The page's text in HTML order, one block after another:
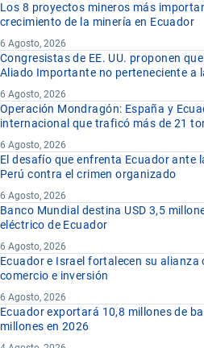
Los 8 proyectos mineros más
crecimiento de la minería en Ecuador
6 Agosto, 2026
Congresistas de EE. UU. proponen
Aliado Importante no perteneciente a
6 Agosto, 2026
Operación Mondragón: España y
internacional que traficó más de 21
6 Agosto, 2026
El desafío que enfrenta Ecuador ante
Perú contra el crimen organizado
6 Agosto, 2026
Banco Mundial destina USD 3,5
eléctrico de Ecuador
6 Agosto, 2026
Ecuador e Israel fortalecen su alianza
comercio e inversión
6 Agosto, 2026
Ecuador exportará 10,8 millones de
millones en 2026